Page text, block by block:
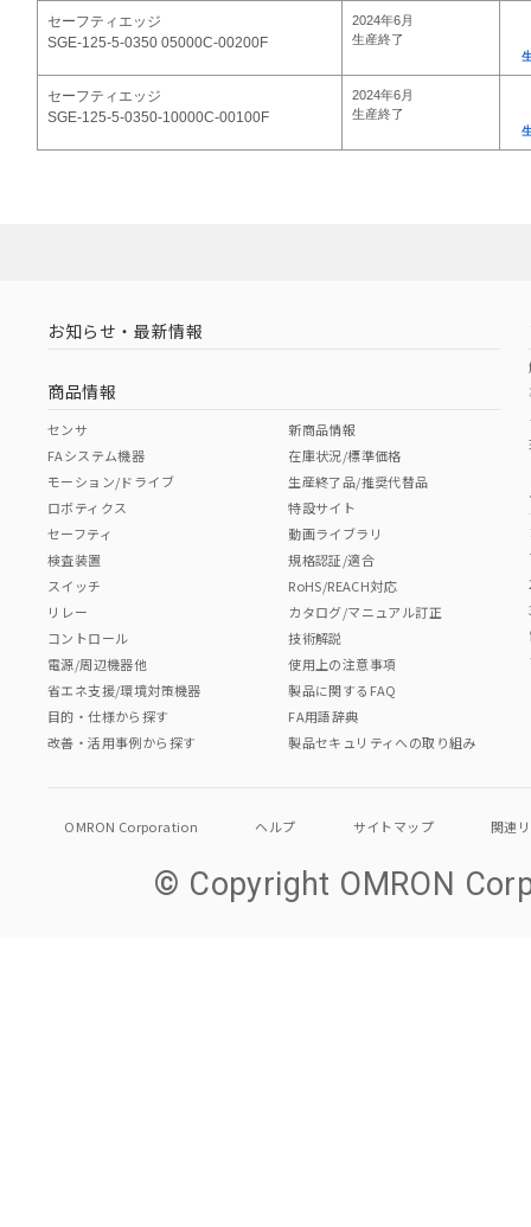
セーフティエッジ
SGE-125-5-0350 05000C-00200F
2024年6月
生産終了
セーフティエッジ
SGE-125-5-0350-10000C-00100F
2024年6月
生産終了
お知らせ・最新情報
商品情報
センサ
FAシステム機器
モーション/ドライブ
ロボティクス
セーフティ
検査装置
スイッチ
リレー
コントロール
電源/周辺機器他
省エネ支援/環境対策機器
目的・仕様から探す
改善・活用事例から探す
新商品情報
在庫状況/標準価格
生産終了品/推奨代替品
特設サイト
動画ライブラリ
規格認証/適合
RoHS/REACH対応
カタログ/マニュアル訂正
技術解説
使用上の注意事項
製品に関するFAQ
FA用語辞典
製品セキュリティへの取り組み
OMRON Corporation ヘルプ サイトマップ 関連
© Copyright OMRON